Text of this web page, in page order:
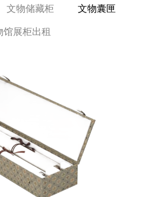
文物储藏柜 文物囊匣
馆展柜出租